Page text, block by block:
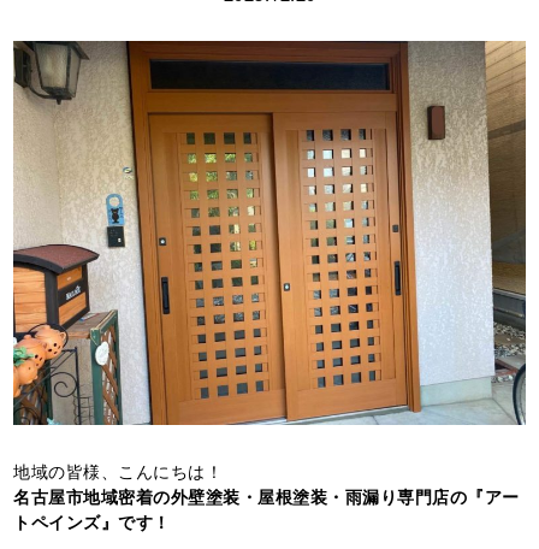
地域の皆様、こんにちは！
名古屋市地域密着の外壁塗装・屋根塗装・雨漏り専門店の『アー
トペインズ』です！